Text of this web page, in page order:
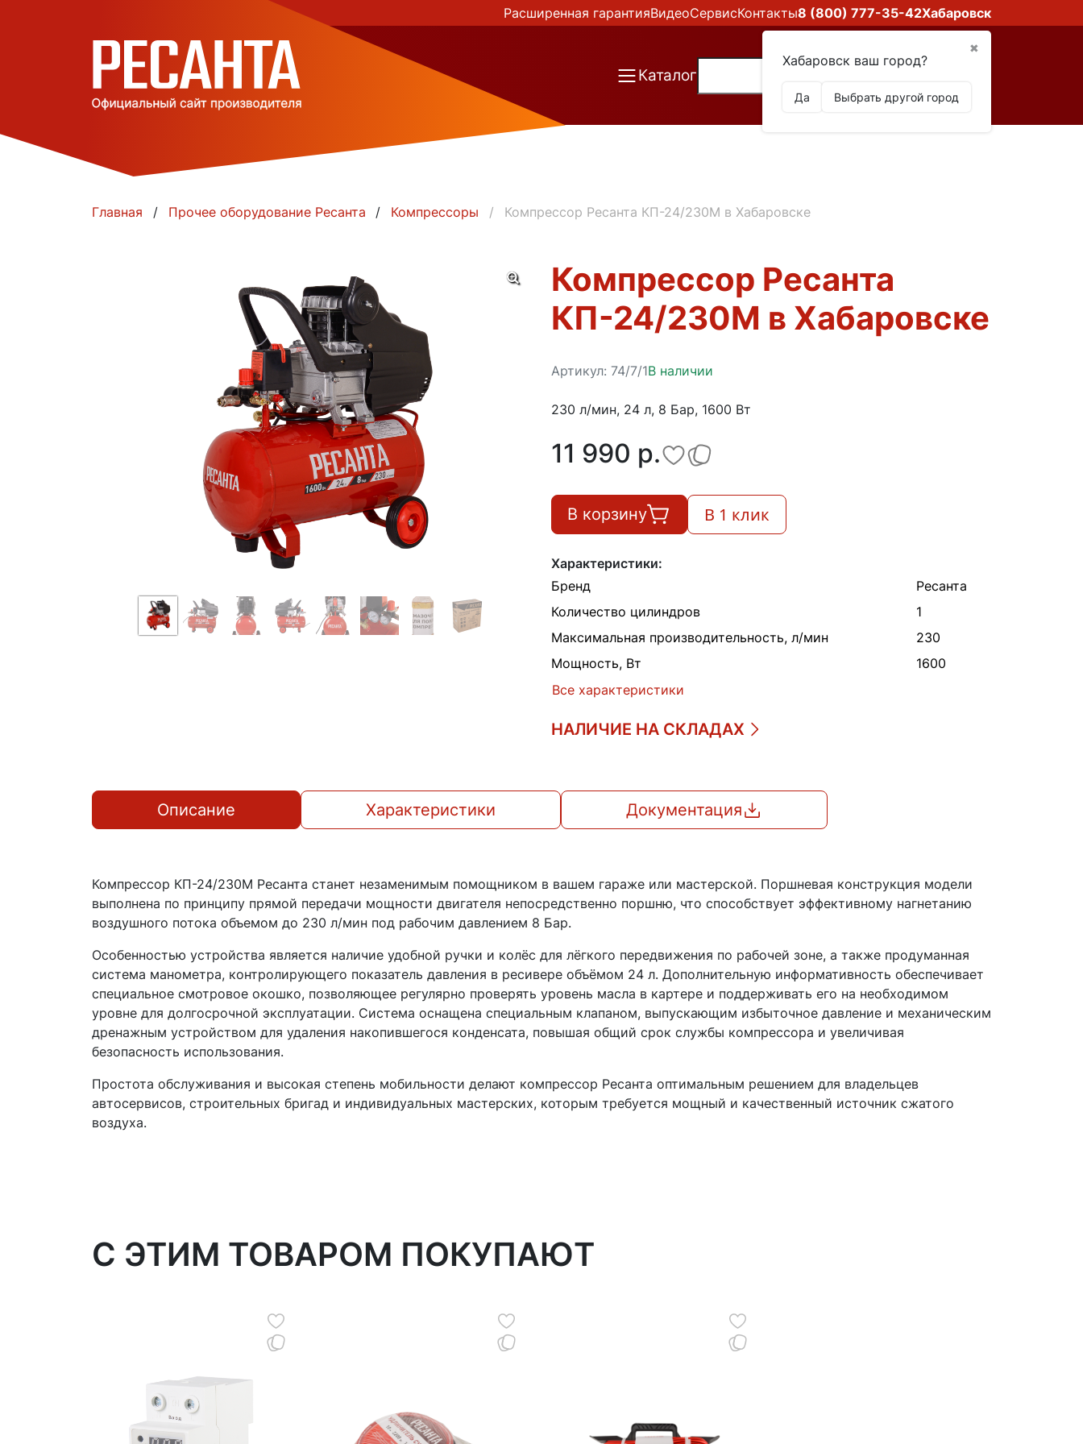
Расширенная гарантияВидеоСервисКонтакты8 (800) 777-35-42Хабаровск
✖
Хабаровск ваш город?
Да Выбрать другой город
Каталог
Главная Прочее оборудование Ресанта Компрессоры Компрессор Ресанта КП-24/230М в Хабаровске
Компрессор Ресанта
КП-24/230М в Хабаровске
Артикул: 74/7/1В наличии
230 л/мин, 24 л, 8 Бар, 1600 Вт
11 990 p.
В корзину В 1 клик
Характеристики:
Бренд
Ресанта
Количество цилиндров
1
Максимальная производительность, л/мин
230
Мощность, Вт
1600
Все характеристики
НАЛИЧИЕ НА СКЛАДАХ
Описание Характеристики Документация
Компрессор КП-24/230М Ресанта станет незаменимым помощником в вашем гараже или мастерской. Поршневая конструкция модели
выполнена по принципу прямой передачи мощности двигателя непосредственно поршню, что способствует эффективному нагнетанию
воздушного потока объемом до 230 л/мин под рабочим давлением 8 Бар.
Особенностью устройства является наличие удобной ручки и колёс для лёгкого передвижения по рабочей зоне, а также продуманная
система манометра, контролирующего показатель давления в ресивере объёмом 24 л. Дополнительную информативность обеспечивает
специальное смотровое окошко, позволяющее регулярно проверять уровень масла в картере и поддерживать его на необходимом
уровне для долгосрочной эксплуатации. Система оснащена специальным клапаном, выпускающим избыточное давление и механическим
дренажным устройством для удаления накопившегося конденсата, повышая общий срок службы компрессора и увеличивая
безопасность использования.
Простота обслуживания и высокая степень мобильности делают компрессор Ресанта оптимальным решением для владельцев
автосервисов, строительных бригад и индивидуальных мастерских, которым требуется мощный и качественный источник сжатого
воздуха.
C ЭТИМ ТОВАРОМ ПОКУПАЮТ